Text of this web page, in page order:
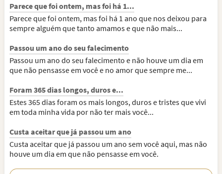
Parece que foi ontem, mas foi há 1...
Parece que foi ontem, mas foi há 1 ano que nos deixou para
sempre alguém que tanto amamos e que não mais...
Passou um ano do seu falecimento
Passou um ano do seu falecimento e não houve um dia em
que não pensasse em você e no amor que sempre me...
Foram 365 dias longos, duros e...
Estes 365 dias foram os mais longos, duros e tristes que vivi
em toda minha vida por não ter mais você...
Custa aceitar que já passou um ano
Custa aceitar que já passou um ano sem você aqui, mas não
houve um dia em que não pensasse em você.